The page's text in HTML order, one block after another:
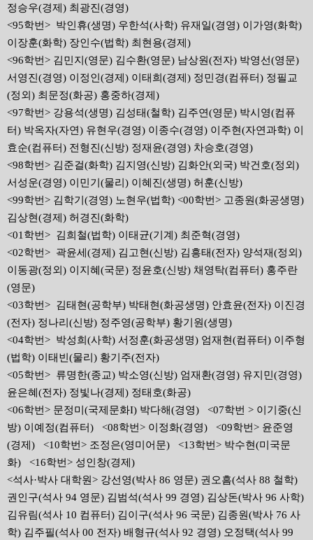
정승우(경제) 최광진(경영)
<95학번> 박인휴(생명) 우한석(사학) 유재일(경영) 이가영(화학)
이장훈(화학) 장인수(법학) 최현용(경제)
<96학번> 김민지(영문) 김수환(영문) 남상원(전자) 박영선(영문)
서영진(경영) 이정인(경제) 이태희(경제) 정민경(컴퓨터) 정필교
(정외) 최문정(화공) 홍중하(경제)
<97학번> 강용석(생명) 김성태(철학) 김주연(영문) 박시영(컴퓨
터) 박옥자(자연) 유현우(경영) 이종수(경영) 이주현(자연과학) 이
효순(컴퓨터) 전형진(신방) 정재윤(경영) 차승호(경영)
<98학번> 김준걸(화학) 김지영(신방) 김화안(외국) 박건호(정외)
서성운(경영) 이민기(물리) 이혜진(생명) 허훈(신방)
<99학번> 김학기(경영) 노현우(법학) <00학번> 고종원(화공생명)
김상현(경제) 허경진(화학)
<01학번> 김희철(법학) 이태균(기계) 최준혁(경영)
<02학번> 곽윤세(경제) 김고현(신방) 김흥태(전자) 양석재(정외)
이동광(정외) 이지혜(국문) 정윤호(신방) 채영탁(컴퓨터) 홍주란
(영문)
<03학번> 김태현(공학부) 박태현(화공생명) 안효윤(전자) 이진경
(전자) 정나리(신방) 정주영(공학부) 황기원(생명)
<04학번> 박성희(사학) 서정훈(화공생명) 엄재현(컴퓨터) 이주형
(법학) 이태빈(물리) 황기주(전자)
<05학번> 류명한(종교) 박소영(신방) 엄재환(경영) 유지민(경영)
윤은혜(전자) 정빛나(경제) 정태호(화공)
<06학번> 문정미(국제문화I) 박다해(경영) <07학번 > 이기중(신
방) 이예정(컴퓨터) <08학번> 이정화(경영) <09학번> 윤준영
(경제) <10학번> 조정은(영미어문) <13학번> 박수현(미국문
화) <16학번> 성인창(경제)
<석사·박사 대학원> 강선영(박사 86 영문) 권오흠(석사 88 철학)
권인구(석사 94 영문) 김범석(석사 99 경영) 김상돈(박사 96 사학)
김유림(석사 10 컴퓨터) 김이구(석사 96 국문) 김종원(박사 76 사
학) 김주필(석사 00 전자) 배형규(석사 92 경영) 오정택(석사 99